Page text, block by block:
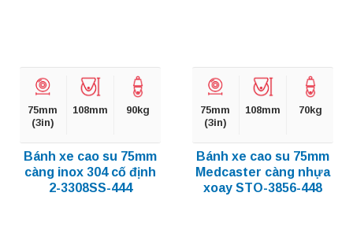
75mm
(3in)
108mm 90kg
Bánh xe cao su 75mm
càng inox 304 cố định
2-3308SS-444
75mm
(3in)
108mm 70kg
Bánh xe cao su 75mm
Medcaster càng nhựa
xoay STO-3856-448